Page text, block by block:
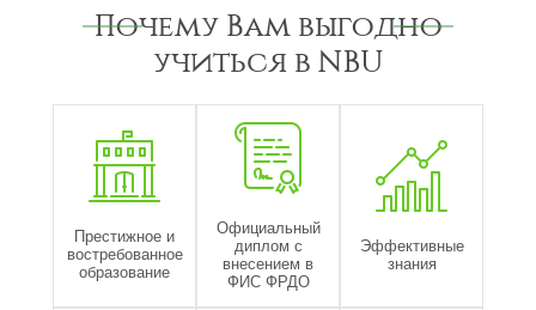
Почему Вам выгодно
учиться в NBU
Престижное и
востребованное
образование
Официальный
диплом с
внесением в
ФИС ФРДО
Эффективные
знания